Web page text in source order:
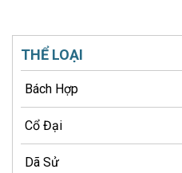
THỂ LOẠI
Bách Hợp
Cổ Đại
Dã Sử